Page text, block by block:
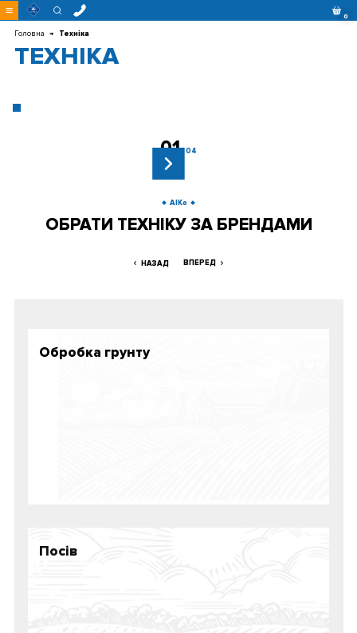
Перейти
до 0
Головна Техніка
ТЕХНІКА
01 04
AIKo
ОБРАТИ ТЕХНІКУ ЗА БРЕНДАМИ
НАЗАД ВПЕРЕД
Обробка грунту
Посiв